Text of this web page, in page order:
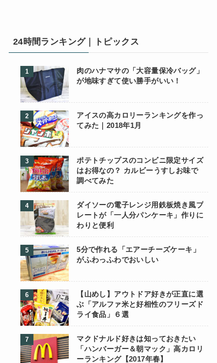
24時間ランキング｜トピックス
肉のハナマサの「大容量保冷バッグ」
が地味すぎて使い勝手がいい！
アイスの高カロリーランキングを作っ
てみた｜2018年1月
ポテトチップスのコンビニ限定サイズ
はお得なの？ カルビーうすしお味で
調べてみた
ダイソーの電子レンジ用鉄板焼き風プ
レートが「一人分パンケーキ」作りに
わりと便利
5分で作れる「エアーチーズケーキ」
がふわっふわでおいしい
【山めし】アウトドア好きが正直に選
ぶ「アルファ米と好相性のフリーズド
ライ食品」６選
マクドナルド好きは知っておきたい
「ハンバーガー＆朝マック」高カロリ
ーランキング【2017年春】